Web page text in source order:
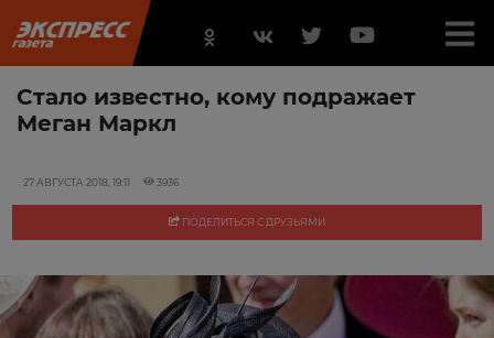
Стало известно, кому подражает
Меган Маркл
27 АВГУСТА 2018, 19:11 3936
ПОДЕЛИТЬСЯ С ДРУЗЬЯМИ